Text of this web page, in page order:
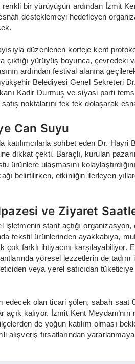
bir yürüyüşün ardından İzmit
desteklemeyi hedefleyen
düzenlenen korteje kent
çıktığı yürüyüş boyunca, çevredeki
ardından festival alanına
Belediyesi Genel Sekreteri
Kadir Durmuş ve siyasi parti
noktalarını tek tek dolaşarak
Can Suyu
katılımcılarla sohbet eden Dr.
dikkat çekti. Baraçlı, kurulan
ürünlere ulaşmasını
belirtilirken, etkinliğin ilerleyen
ve Ziyaret
işletmenin stant açtığı
tekstil ürünlerinden ayakkabıya,
çok farklı ihtiyacını
yöresel lezzetlerin de
veya yerel satıcıdan
edecek olan ticari şölen, sabah saat
açık kalıyor. İzmit Kent
de yoğun katılım olması
alışveriş fırsatlarından